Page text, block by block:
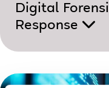
Digital
Response